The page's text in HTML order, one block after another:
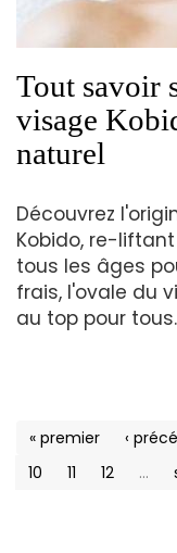
Tout savoir
visage
naturel
Découvrez
Kobido, re-
tous les âges
frais, l'ovale du
au top pour
« premier ‹
10
11 12 …